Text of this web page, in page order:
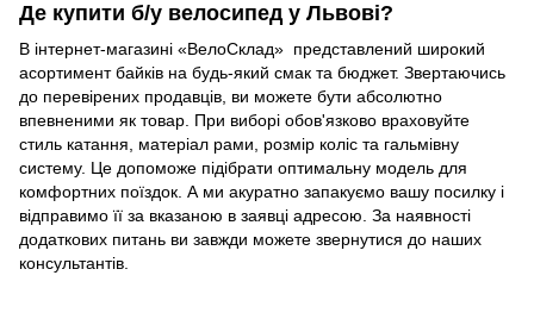
Де купити б/у велосипед у Львові?
В інтернет-магазині «ВелоСклад» представлений широкий
асортимент байків на будь-який смак та бюджет. Звертаючись
до перевірених продавців, ви можете бути абсолютно
впевненими як товар. При виборі обов'язково враховуйте
стиль катання, матеріал рами, розмір коліс та гальмівну
систему. Це допоможе підібрати оптимальну модель для
комфортних поїздок. А ми акуратно запакуємо вашу посилку і
відправимо її за вказаною в заявці адресою. За наявності
додаткових питань ви завжди можете звернутися до наших
консультантів.